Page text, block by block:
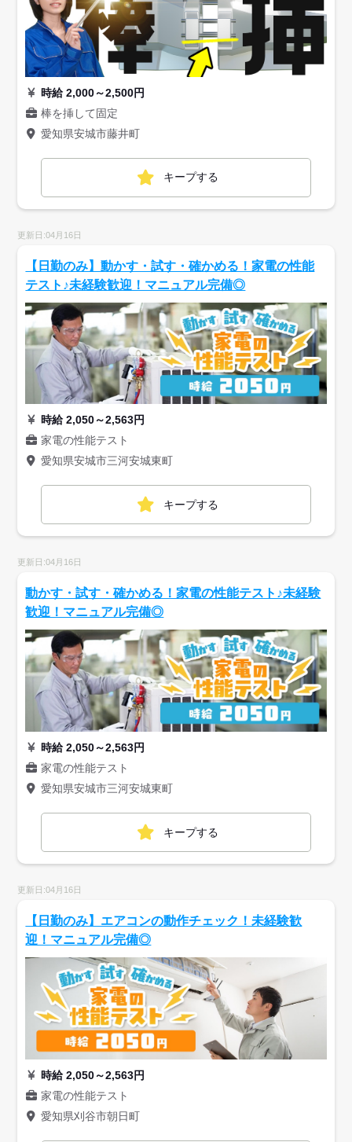
時給 2,000～2,500円
棒を挿して固定
愛知県安城市藤井町
キープする
更新日:04月16日
【日勤のみ】動かす・試す・確かめる！家電の性能
テスト♪未経験歓迎！マニュアル完備◎
時給 2,050～2,563円
家電の性能テスト
愛知県安城市三河安城東町
キープする
更新日:04月16日
動かす・試す・確かめる！家電の性能テスト♪未経験
歓迎！マニュアル完備◎
時給 2,050～2,563円
家電の性能テスト
愛知県安城市三河安城東町
キープする
更新日:04月16日
【日勤のみ】エアコンの動作チェック！未経験歓
迎！マニュアル完備◎
時給 2,050～2,563円
家電の性能テスト
愛知県刈谷市朝日町